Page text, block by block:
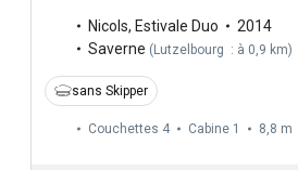
Nicols, Estivale Duo
2014
Saverne (Lutzelbourg : à 0,9 km)
sans Skipper
Couchettes 4 Cabine 1 8,8 m